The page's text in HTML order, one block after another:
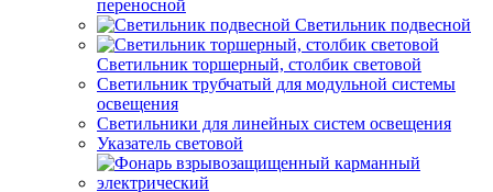
переносной
Светильник подвесной
Светильник торшерный, столбик световой
Светильник трубчатый для модульной системы
освещения
Светильники для линейных систем освещения
Указатель световой